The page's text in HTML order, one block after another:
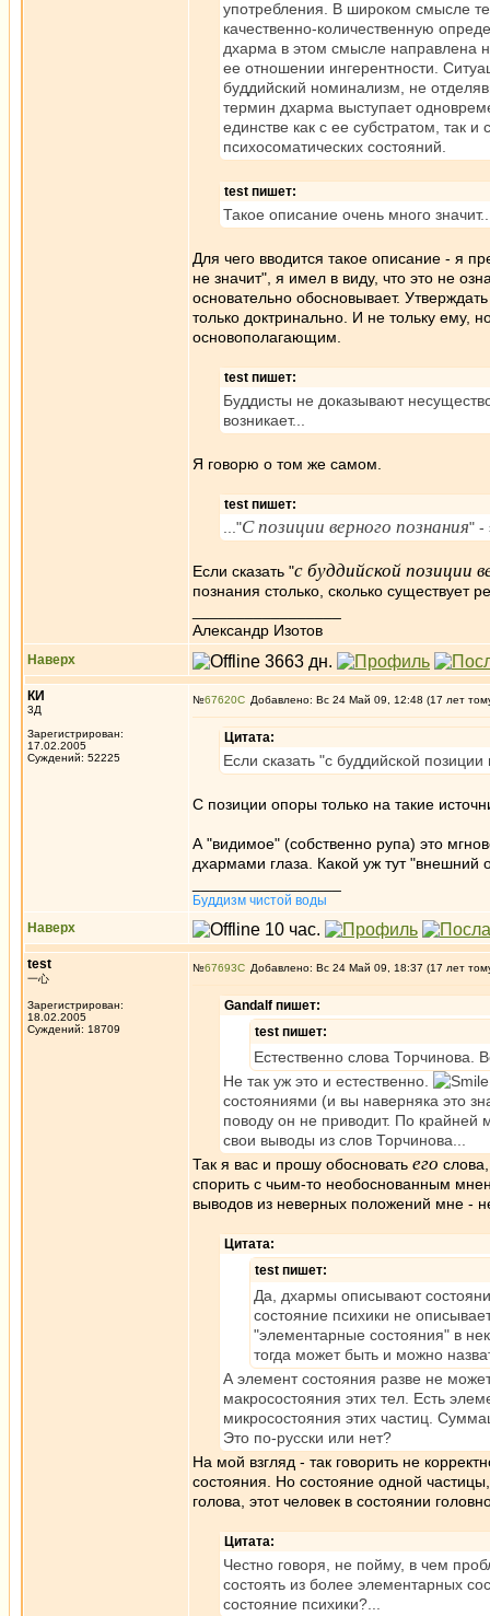
употребления. В широком смысле
качественно-количественную
дхарма в этом смысле направлена
ее отношении ингерентности.
буддийский номинализм, не
термин дхарма выступает
единстве как с ее субстратом, так
психосоматических состояний.
test пишет:
Такое описание очень много
Для чего вводится такое описание - я
не значит", я имел в виду, что это не
основательно обосновывает.
только доктринально. И не тольку ему,
основополагающим.
test пишет:
Буддисты не доказывают
возникает...
Я говорю о том же самом.
test пишет:
..."С позиции верного познания" -
Если сказать "с буддийской позиции
познания столько, сколько существует
Александр Изотов
Наверх
КИ
3Д
Зарегистрирован:
17.02.2005
Суждений: 52225
№67620 Добавлено: Вс 24 Май 09, 12:48 (17 лет
Цитата:
Если сказать "с буддийской
С позиции опоры только на такие
А "видимое" (собственно рупа) это
дхармами глаза. Какой уж тут "внешний
Буддизм чистой воды
Наверх
test
一心
Зарегистрирован:
18.02.2005
Суждений: 18709
№67693 Добавлено: Вс 24 Май 09, 18:37 (17 лет
Gandalf пишет:
test пишет:
Естественно слова Торчинова.
Не так уж это и естественно.
состояниями (и вы наверняка это
поводу он не приводит. По
свои выводы из слов Торчинова...
Так я вас и прошу обосновать его
спорить с чьим-то необоснованным
выводов из неверных положений мне -
Цитата:
test пишет:
Да, дхармы описывают
состояние психики не
"элементарные состояния" в
тогда может быть и можно
А элемент состояния разве не
макросостояния этих тел. Есть
микросостояния этих частиц.
Это по-русски или нет?
На мой взгляд - так говорить не
состояния. Но состояние одной
голова, этот человек в состоянии
Цитата:
Честно говоря, не пойму, в чем
состоять из более элементарных
состояние психики?...